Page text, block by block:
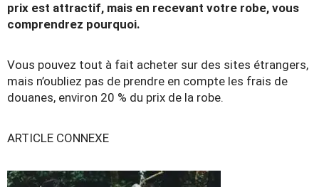
prix est attractif, mais en recevant votre robe, vous
comprendrez pourquoi.
Vous pouvez tout à fait acheter sur des sites étrangers,
mais n’oubliez pas de prendre en compte les frais de
douanes, environ 20 % du prix de la robe.
ARTICLE CONNEXE